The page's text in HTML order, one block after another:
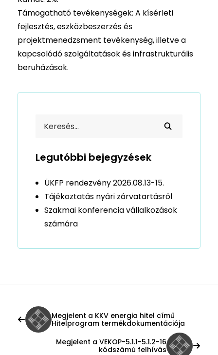
Támogatható tevékenységek: A kísérleti
fejlesztés, eszközbeszerzés és
projektmenedzsment tevékenység, illetve a
kapcsolódó szolgáltatások és infrastrukturális
beruházások.
Legutóbbi bejegyzések
ÜKFP rendezvény 2026.08.13-15.
Tájékoztatás nyári zárvatartásról
Szakmai konferencia vállalkozások
számára
Megjelent a KKV energia hitel című
Hitelprogram termékdokumentációja
Megjelent a VEKOP-5.1.1-5.1.2-16
kódszámú felhívás